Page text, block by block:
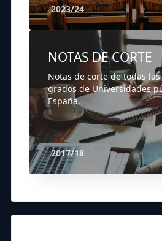
2023/24
NOTAS DE CORTE
Notas de corte de todas
grados de Universidades
España.
2017/18